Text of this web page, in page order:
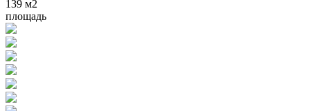
139 м2
площадь